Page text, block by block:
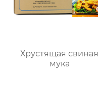
Хрустящая свиная
мука